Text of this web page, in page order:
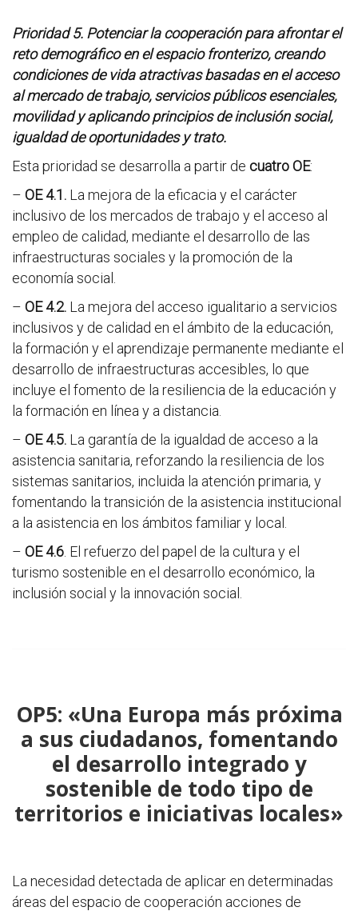
Prioridad 5. Potenciar la cooperación para afrontar el
reto demográfico en el espacio fronterizo, creando
condiciones de vida atractivas basadas en el acceso
al mercado de trabajo, servicios públicos esenciales,
movilidad y aplicando principios de inclusión social,
igualdad de oportunidades y trato.
Esta prioridad se desarrolla a partir de cuatro OE:
– OE 4.1. La mejora de la eficacia y el carácter
inclusivo de los mercados de trabajo y el acceso al
empleo de calidad, mediante el desarrollo de las
infraestructuras sociales y la promoción de la
economía social.
– OE 4.2. La mejora del acceso igualitario a servicios
inclusivos y de calidad en el ámbito de la educación,
la formación y el aprendizaje permanente mediante el
desarrollo de infraestructuras accesibles, lo que
incluye el fomento de la resiliencia de la educación y
la formación en línea y a distancia.
– OE 4.5. La garantía de la igualdad de acceso a la
asistencia sanitaria, reforzando la resiliencia de los
sistemas sanitarios, incluida la atención primaria, y
fomentando la transición de la asistencia institucional
a la asistencia en los ámbitos familiar y local.
– OE 4.6 . El refuerzo del papel de la cultura y el
turismo sostenible en el desarrollo económico, la
inclusión social y la innovación social.
OP5: «Una Europa más próxima
a sus ciudadanos, fomentando
el desarrollo integrado y
sostenible de todo tipo de
territorios e iniciativas locales»
La necesidad detectada de aplicar en determinadas
áreas del espacio de cooperación acciones de